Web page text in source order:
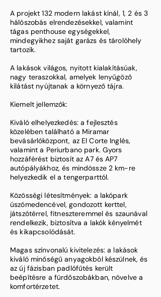
A projekt 132 modern lakást kínál, 1, 2 és 3
hálószobás elrendezésekkel, valamint
tágas penthouse egységekkel,
mindegyikhez saját garázs és tárolóhely
tartozik.
A lakások világos, nyitott kialakításúak,
nagy teraszokkal, amelyek lenyűgöző
kilátást nyújtanak a környező tájra.
Kiemelt jellemzők:
Kiváló elhelyezkedés: a fejlesztés
közelében található a Miramar
bevásárlóközpont, az El Corte Inglés,
valamint a Periurbano park. Gyors
hozzáférést biztosít az A7 és AP7
autópályákhoz, és mindössze 2 km-re
helyezkedik el a tengerparttól.
Közösségi létesítmények: a lakópark
úszómedencével, gondozott kerttel,
játszótérrel, fitneszteremmel és szaunával
rendelkezik, biztosítva a lakók kényelmét
és kikapcsolódását. ​
Magas színvonalú kivitelezés: a lakások
kiváló minőségű anyagokból készülnek, és
az új fázisban padlófűtés került
beépítésre a fürdőszobákban, növelve a
komfortérzetet. ​